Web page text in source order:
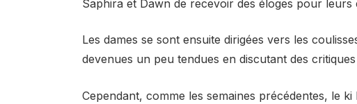
Saphira et Dawn de recevoir des éloges pour leurs
Les dames se sont ensuite dirigées vers les
devenues un peu tendues en discutant des
Cependant, comme les semaines précédentes, le